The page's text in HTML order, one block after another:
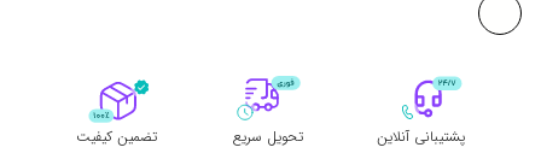
پشتیبانی آنلاین تحویل سریع تضمین کیفیت